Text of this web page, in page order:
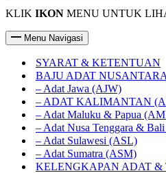
KLIK IKON MENU UNTUK
Menu Navigasi
SYARAT & KETENTUAN
BAJU ADAT NUSANTARA
– Adat Jawa (AJW)
– ADAT KALIMANTAN
– Adat Maluku & Papua
– Adat Nusa Tenggara &
– Adat Sulawesi (ASL)
– Adat Sumatra (ASM)
KELENGKAPAN ADAT &